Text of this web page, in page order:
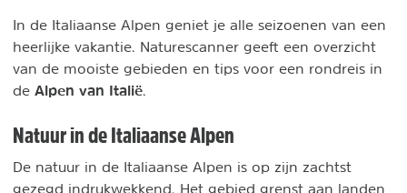
In de Italiaanse Alpen geniet je alle seizoenen van een
heerlijke vakantie. Naturescanner geeft een overzicht
van de mooiste gebieden en tips voor een rondreis in
de Alpen van Italië
Natuur in de Italiaanse Alpen
De natuur in de Italiaanse Alpen is op zijn zachtst
gezegd indrukwekkend. Het gebied grenst aan landen